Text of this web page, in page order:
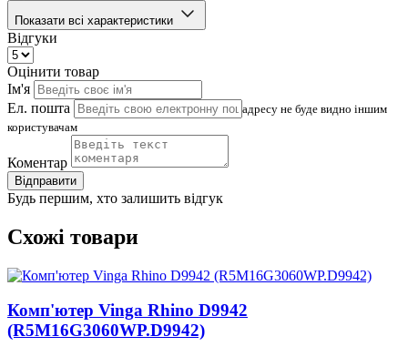
Показати всі характеристики
Відгуки
Оцінити товар
Ім'я
Ел. пошта
адресу не буде видно іншим
користувачам
Коментар
Відправити
Будь першим, хто залишить відгук
Схожі товари
Комп'ютер Vinga Rhino D9942
(R5M16G3060WP.D9942)